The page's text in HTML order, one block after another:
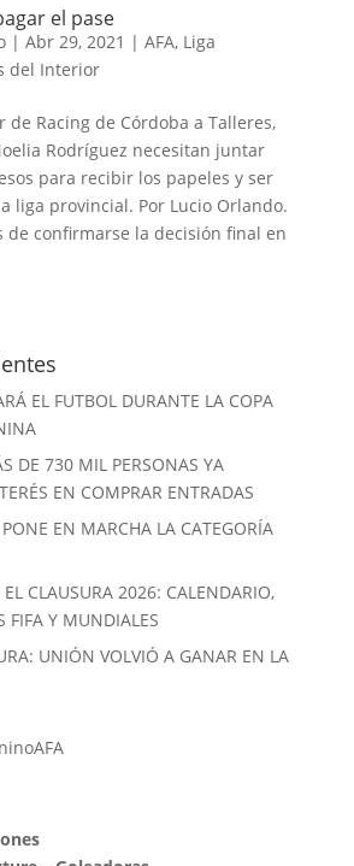
el pase
| Abr 29, 2021 | AFA, Liga
del Interior
de Racing de Córdoba a Talleres,
Rodríguez necesitan juntar
para recibir los papeles y ser
liga provincial. Por Lucio Orlando.
de confirmarse la decisión final en
EL FUTBOL DURANTE LA COPA
DE 730 MIL PERSONAS YA
EN COMPRAR ENTRADAS
EN MARCHA LA CATEGORÍA
EL CLAUSURA 2026: CALENDARIO,
FIFA Y MUNDIALES
UNIÓN VOLVIÓ A GANAR EN LA